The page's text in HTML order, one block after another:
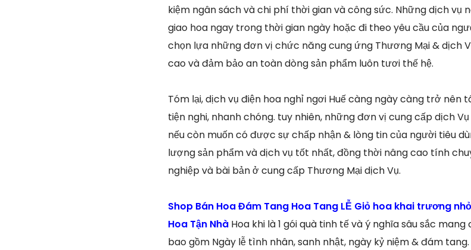
kiệm ngân sách và chi phí thời gian và công sức. Những dịch
giao hoa ngay trong thời gian ngày hoặc đi theo yêu cầu của
chọn lựa những đơn vị chức năng cung ứng Thương Mại & dịch
cao và đảm bảo an toàn dòng sản phẩm luôn tươi thế hệ.
Tóm lại, dịch vụ điện hoa nghỉ ngơi Huế càng ngày càng trở nên
tiện nghi, nhanh chóng. tuy nhiên, những đơn vị cung cấp dịch
nếu còn muốn có được sự chấp nhận & lòng tin của người tiêu
lượng sản phẩm và dịch vụ tốt nhất, đồng thời nâng cao tính
nghiệp và bài bản ở cung cấp Thương Mại dịch Vụ.
Shop Bán Hoa Đám Tang Hoa Tang LỄ Giỏ hoa khai trương
Hoa Tận Nhà Hoa khi là 1 gói quà tinh tế và ý nghĩa sâu sắc
bao gồm Ngày lễ tình nhân, sanh nhật, ngày kỷ niệm & đám